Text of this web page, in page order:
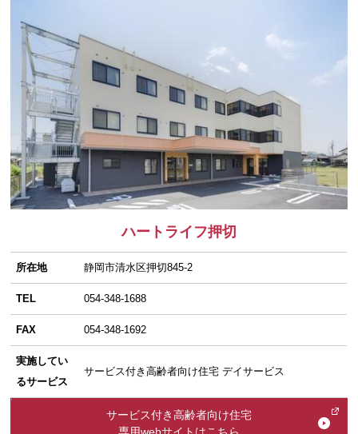
ハートライフ押切
所在地 静岡市清水区押切845-2
TEL 054-348-1688
FAX 054-348-1692
実施してい
るサービス
サービス付き高齢者向け住宅 デイサービス
サービス付き高齢者向け住宅